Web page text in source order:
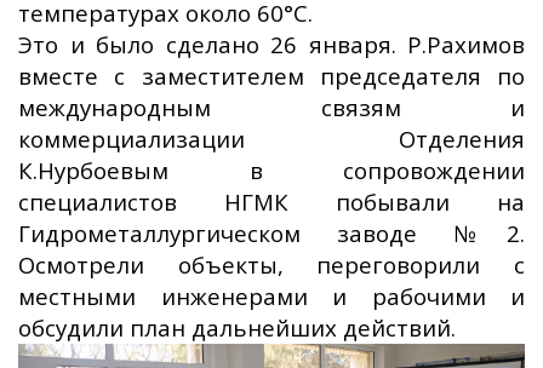
температурах около 60°С.
Это и было сделано 26 января. Р.Рахимов
вместе с заместителем председателя по
международным связям и
коммерциализации Отделения
К.Нурбоевым в сопровождении
специалистов НГМК побывали на
Гидрометаллургическом заводе №2.
Осмотрели объекты, переговорили с
местными инженерами и рабочими и
обсудили план дальнейших действий.